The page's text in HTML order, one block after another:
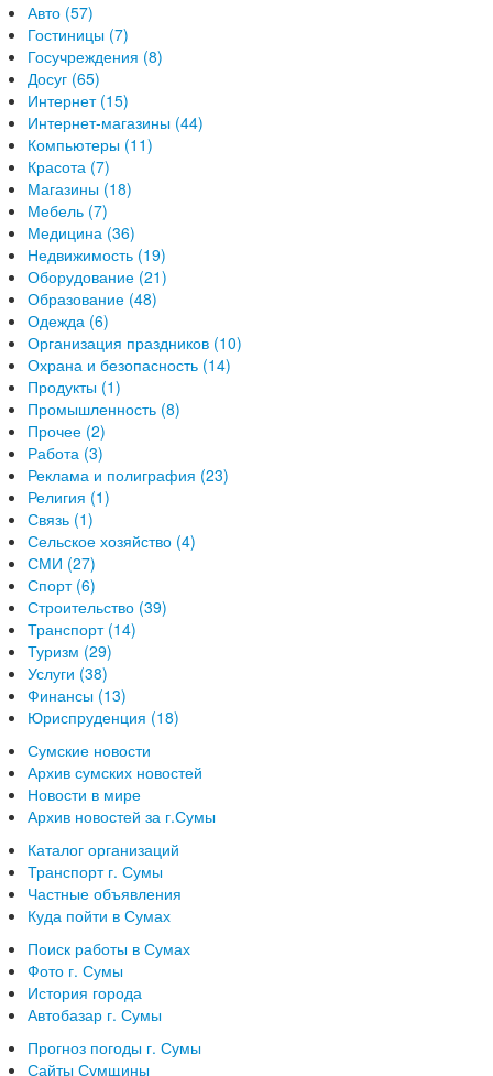
Авто (57)
Гостиницы (7)
Госучреждения (8)
Досуг (65)
Интернет (15)
Интернет-магазины (44)
Компьютеры (11)
Красота (7)
Магазины (18)
Мебель (7)
Медицина (36)
Недвижимость (19)
Оборудование (21)
Образование (48)
Одежда (6)
Организация праздников (10)
Охрана и безопасность (14)
Продукты (1)
Промышленность (8)
Прочее (2)
Работа (3)
Реклама и полиграфия (23)
Религия (1)
Связь (1)
Сельское хозяйство (4)
СМИ (27)
Спорт (6)
Строительство (39)
Транспорт (14)
Туризм (29)
Услуги (38)
Финансы (13)
Юриспруденция (18)
Сумские новости
Архив сумских новостей
Новости в мире
Архив новостей за г.Сумы
Каталог организаций
Транспорт г. Сумы
Частные объявления
Куда пойти в Сумах
Поиск работы в Сумах
Фото г. Сумы
История города
Автобазар г. Сумы
Прогноз погоды г. Сумы
Сайты Сумщины